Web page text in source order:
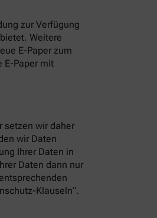
zur Verfügung
Weitere
E-Paper zum
E-Paper mit
setzen wir daher
wir Daten
Ihrer Daten in
Daten dann nur
Klauseln“.